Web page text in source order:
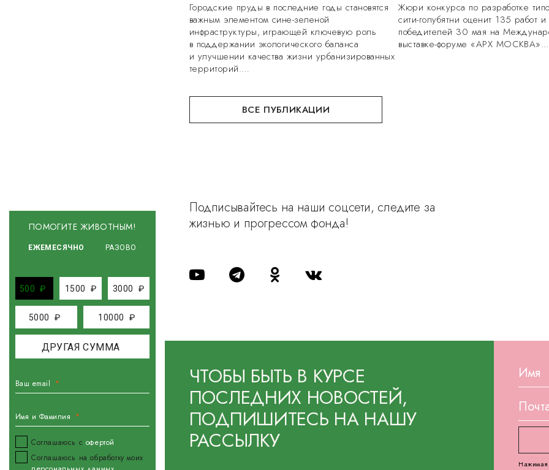
ПОМОГИТЕ ЖИВОТНЫМ!
ЕЖЕМЕСЯЧНО РАЗОВО
500 ₽ 1500 ₽ 3000 ₽
5000 ₽ 10000 ₽
Ваш email
Имя и Фамилия
Соглашаюсь с офертой
Соглашаюсь на обработку моих
Городские пруды в последние годы становятся
важным элементом сине-зеленой
инфраструктуры, играющей ключевую роль
в поддержании экологического баланса
и улучшении качества жизни урбанизированных
территорий.…
Жюри конкурса по разработке
сити-голубятни оценит 135 работ и
победителей 30 мая на
выставке-форуме «АРХ
ВСЕ ПУБЛИКАЦИИ
Подписывайтесь на наши соцсети, следите за
жизнью и прогрессом фонда!
ЧТОБЫ БЫТЬ В КУРСЕ
ПОСЛЕДНИХ НОВОСТЕЙ,
ПОДПИШИТЕСЬ НА НАШУ
РАССЫЛКУ
Нажимая